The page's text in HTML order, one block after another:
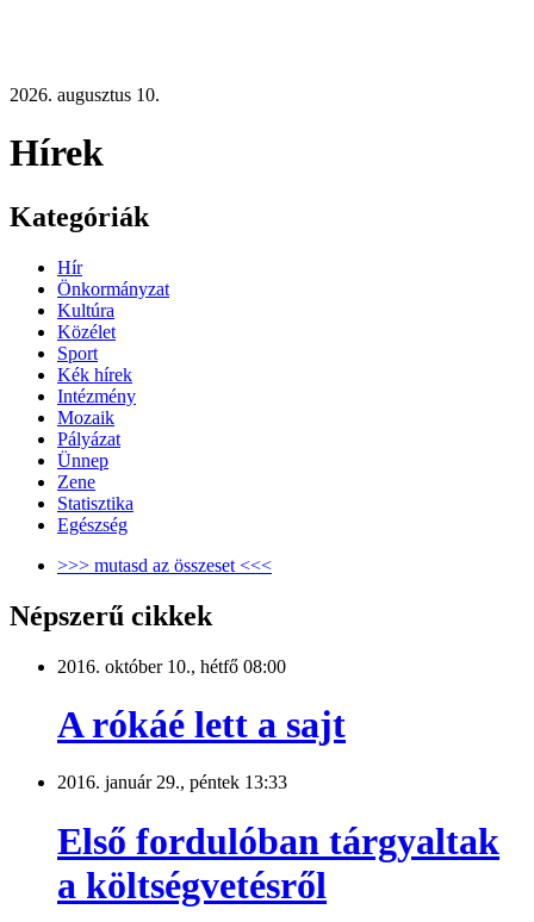
2026. augusztus 10.
Hírek
Kategóriák
Hír
Önkormányzat
Kultúra
Közélet
Sport
Kék hírek
Intézmény
Mozaik
Pályázat
Ünnep
Zene
Statisztika
Egészség
>>> mutasd az összeset <<<
Népszerű cikkek
2016. október 10., hétfő 08:00
A rókáé lett a sajt
2016. január 29., péntek 13:33
Első fordulóban tárgyaltak
a költségvetésről